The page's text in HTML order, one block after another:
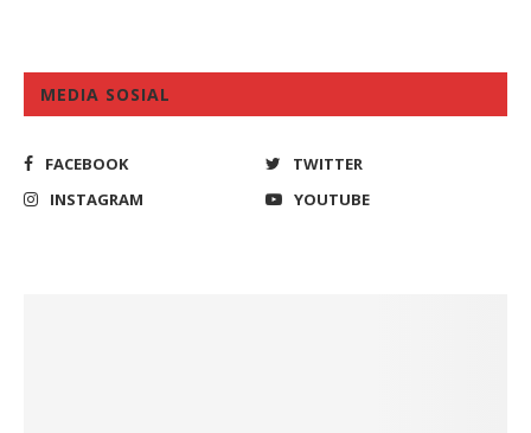
MEDIA SOSIAL
FACEBOOK
TWITTER
INSTAGRAM
YOUTUBE